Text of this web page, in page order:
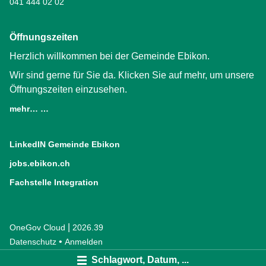
Schlagwort, Datum, ...
Öffnungszeiten
Herzlich willkommen bei der Gemeinde Ebikon.
Wir sind gerne für Sie da. Klicken Sie auf mehr, um unsere
Öffnungszeiten einzusehen.
mehr… …
LinkedIN Gemeinde Ebikon
jobs.ebikon.ch
Fachstelle Integration
OneGov Cloud (External Link)
2026.39
Datenschutz (External Link)
Anmelden